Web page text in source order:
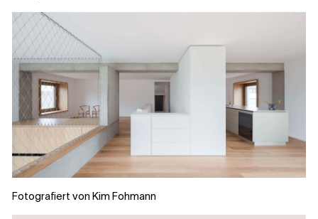
Fotografiert von Kim Fohmann